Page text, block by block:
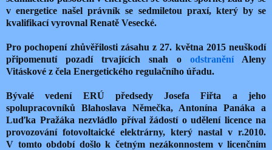
v energetice našel právník se sedmiletou praxí, který by se
kvalifikací vyrovnal Renatě Vesecké.
Pro pochopení zhůvěřilosti zásahu z 27. května 2015 neuškodí
připomenutí pozadí trvajících snah o odstraněníAleny
Vitáskové z čela Energetického regulačního úřadu.
Bývalé vedení ERÚ předsedy Josefa Fiřta a jeho
spolupracovníků Blahoslava Němečka, Antonína Panáka a
Luďka Pražáka nezvládlo příval žádostí o udělení licence na
provozování fotovoltaické elektrárny, který nastal v r.2010.
V tomto období došlo k četným nezákonnostem v licenčním